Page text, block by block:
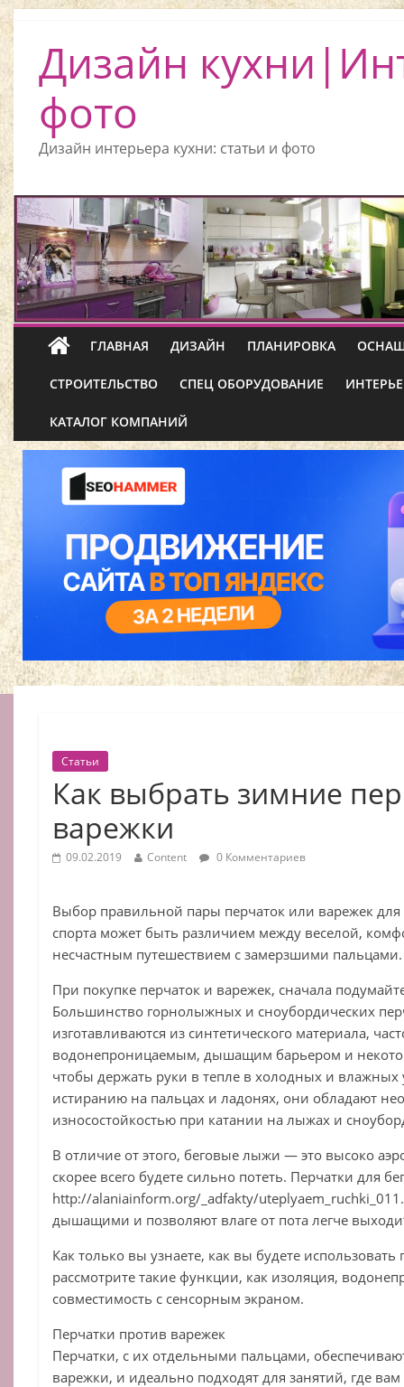
Дизайн
фото
Дизайн интерьера кухни: статьи и фото
ГЛАВНАЯ ДИЗАЙН ПЛАНИРОВКА
СТРОИТЕЛЬСТВО СПЕЦ ОБОРУДОВАНИЕ
КАТАЛОГ КОМПАНИЙ
Статьи
Как выбрать зимние
варежки
09.02.2019 Content 0 Комментариев
Выбор правильной пары перчаток или варежек
спорта может быть различием между веселой,
несчастным путешествием с замерзшими пальцами.
При покупке перчаток и варежек, сначала
Большинство горнолыжных и сноубордических
изготавливаются из синтетического материала,
водонепроницаемым, дышащим барьером и
чтобы держать руки в тепле в холодных и влажных
истиранию на пальцах и ладонях, они обладают
износостойкостью при катании на лыжах и
В отличие от этого, беговые лыжи — это высоко
скорее всего будете сильно потеть. Перчатки для
http://alaniainform.org/_adfakty/
дышащими и позволяют влаге от пота легче
Как только вы узнаете, как вы будете
рассмотрите такие функции, как изоляция,
совместимость с сенсорным экраном.
Перчатки против варежек
Перчатки, с их отдельными пальцами,
варежки, и идеально подходят для занятий, где